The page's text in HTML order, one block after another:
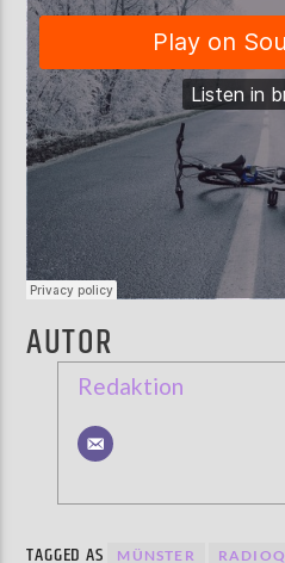
AUTOR
Redaktion
TAGGED AS MÜNSTER RADIOQ